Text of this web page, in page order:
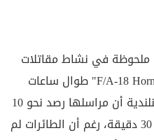
ملحوظة في نشاط مقاتلات
سلاح الجو الفنلندي من طراز "F/A-18 Hornet" طوال ساعات
الصباح. وذكرت هيئة الإذاعة الفنلندية أن مراسلها رصد نحو 10
طلعات للمقاتلات خلال ما يقارب 30 دقيقة، رغم أن الطائرات لم